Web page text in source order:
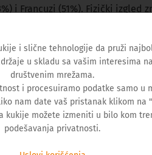
i Francuzi (51%). Fizički izgled
starenjem, kao što su
od tuđe pomoći najviše brine
i druženje sa voljenima
16% raduje penziji.
i slične tehnologije da pruži
u skladu sa vašim interesima
društvenim mrežama.
i procesuiramo podatke samo u
nam date vaš pristanak klikom na
kukije možete izmeniti u bilo kom
podešavanja privatnosti.